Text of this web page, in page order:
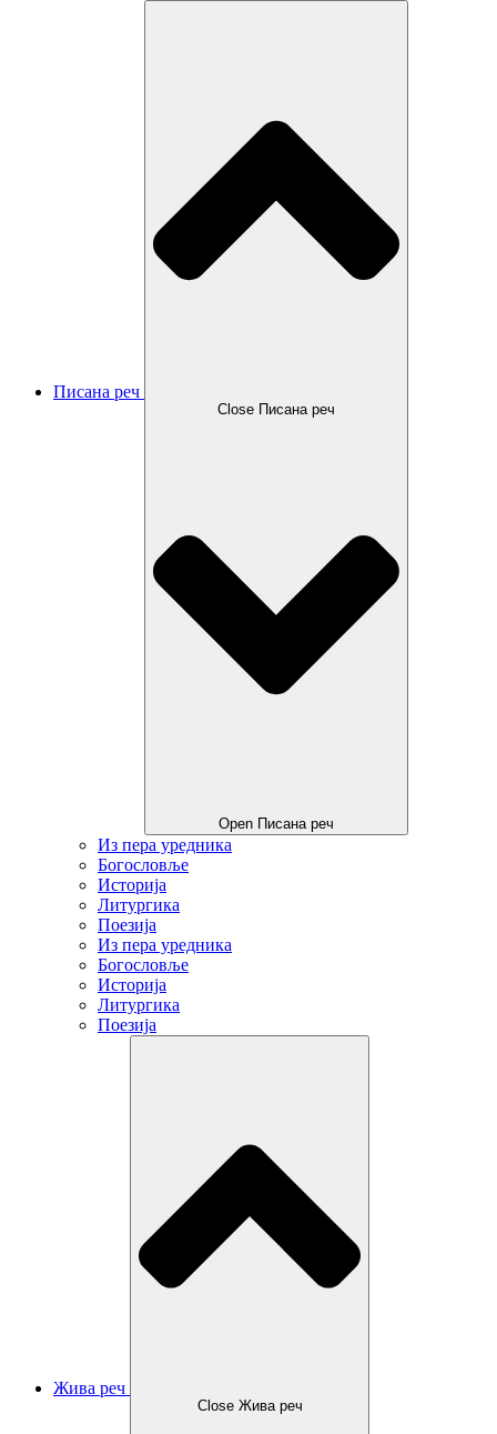
Писана реч
Close Писана реч
Open Писана реч
Из пера уредника
Богословље
Историја
Литургика
Поезија
Из пера уредника
Богословље
Историја
Литургика
Поезија
Жива реч
Close Жива реч